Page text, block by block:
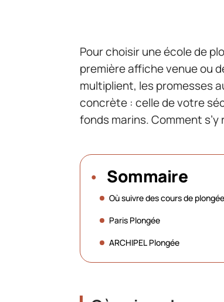
Pour choisir une école de
première affiche venue ou
multiplient, les promesses
concrète : celle de votre
fonds marins. Comment
Sommaire
Où suivre des cours de
Paris Plongée
ARCHIPEL Plongée